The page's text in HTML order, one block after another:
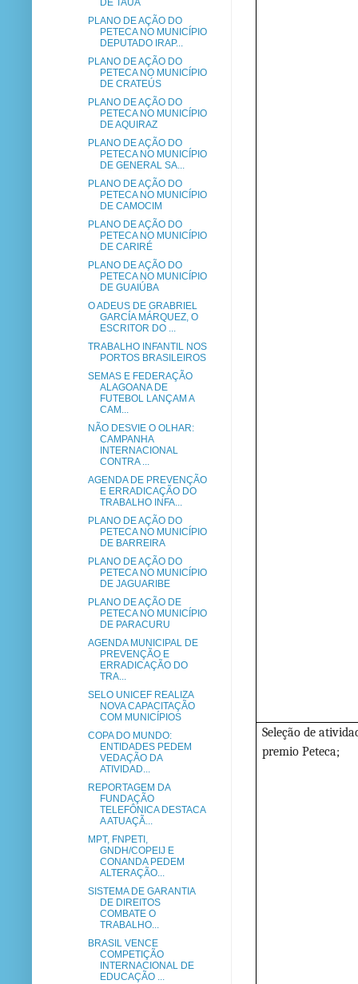
Seleção de
premio Peteca;
DE TAUÁ
PLANO DE AÇÃO DO
PETECA NO MUNICÍPIO
DEPUTADO IRAP...
PLANO DE AÇÃO DO
PETECA NO MUNICÍPIO
DE CRATEÚS
PLANO DE AÇÃO DO
PETECA NO MUNICÍPIO
DE AQUIRAZ
PLANO DE AÇÃO DO
PETECA NO MUNICÍPIO
DE GENERAL SA...
PLANO DE AÇÃO DO
PETECA NO MUNICÍPIO
DE CAMOCIM
PLANO DE AÇÃO DO
PETECA NO MUNICÍPIO
DE CARIRÉ
PLANO DE AÇÃO DO
PETECA NO MUNICÍPIO
DE GUAIÚBA
O ADEUS DE GRABRIEL
GARCÍA MÁRQUEZ, O
ESCRITOR DO ...
TRABALHO INFANTIL NOS
PORTOS BRASILEIROS
SEMAS E FEDERAÇÃO
ALAGOANA DE
FUTEBOL LANÇAM A
CAM...
NÃO DESVIE O OLHAR:
CAMPANHA
INTERNACIONAL
CONTRA ...
AGENDA DE PREVENÇÃO
E ERRADICAÇÃO DO
TRABALHO INFA...
PLANO DE AÇÃO DO
PETECA NO MUNICÍPIO
DE BARREIRA
PLANO DE AÇÃO DO
PETECA NO MUNICÍPIO
DE JAGUARIBE
PLANO DE AÇÃO DE
PETECA NO MUNICÍPIO
DE PARACURU
AGENDA MUNICIPAL DE
PREVENÇÃO E
ERRADICAÇÃO DO
TRA...
SELO UNICEF REALIZA
NOVA CAPACITAÇÃO
COM MUNICÍPIOS
COPA DO MUNDO:
ENTIDADES PEDEM
VEDAÇÃO DA
ATIVIDAD...
REPORTAGEM DA
FUNDAÇÃO
TELEFÔNICA DESTACA
A ATUAÇÃ...
MPT, FNPETI,
GNDH/COPEIJ E
CONANDA PEDEM
ALTERAÇÃO...
SISTEMA DE GARANTIA
DE DIREITOS
COMBATE O
TRABALHO...
BRASIL VENCE
COMPETIÇÃO
INTERNACIONAL DE
EDUCAÇÃO ...